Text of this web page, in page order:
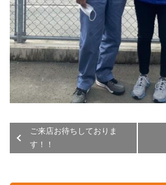
ご来店お待ちしておりま
す！！